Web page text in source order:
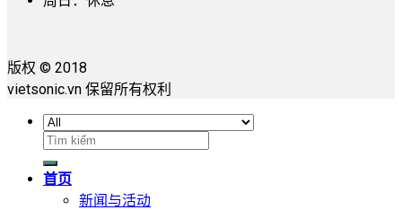
版权 © 2018
vietsonic.vn 保留所有权利
搜
索：
首页
新闻与活动